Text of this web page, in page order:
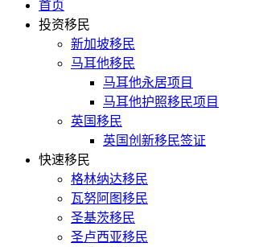
首页
投资移民
新加坡移民
马耳他移民
马耳他永居项目
马耳他护照移民项目
英国移民
英国创新移民签证
快速移民
格林纳达移民
瓦努阿图移民
圣基茨移民
圣卢西亚移民